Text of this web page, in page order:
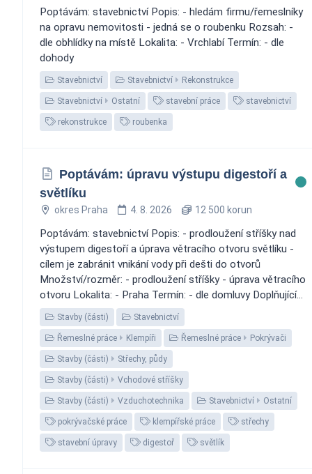
Poptávám: stavebnictví Popis: - hledám firmu/řemeslníky
na opravu nemovitosti - jedná se o roubenku Rozsah: -
dle obhlídky na místě Lokalita: - Vrchlabí Termín: - dle
dohody
Stavebnictví Stavebnictví Rekonstrukce
Stavebnictví Ostatní stavební práce stavebnictví
rekonstrukce roubenka
Poptávám: úpravu výstupu digestoří a
světlíku
okres Praha 4. 8. 2026 12 500 korun
Poptávám: stavebnictví Popis: - prodloužení stříšky nad
výstupem digestoří a úprava větracího otvoru světlíku -
cílem je zabránit vnikání vody při dešti do otvorů
Množství/rozměr: - prodloužení stříšky - úprava větracího
otvoru Lokalita: - Praha Termín: - dle domluvy Doplňující...
Stavby (části) Stavebnictví
Řemeslné práce Klempíři Řemeslné práce Pokrývači
Stavby (části) Střechy, půdy
Stavby (části) Vchodové stříšky
Stavby (části) Vzduchotechnika Stavebnictví Ostatní
pokrývačské práce klempířské práce střechy
stavební úpravy digestoř světlík